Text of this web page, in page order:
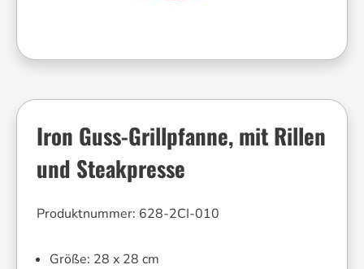
Iron Guss-Grillpfanne, mit Rillen
und Steakpresse
Produktnummer: 628-2CI-010
Größe: 28 x 28 cm